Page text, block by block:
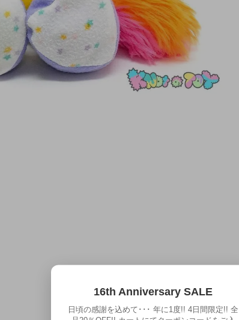
16th Anniversary SALE
日頃の感謝を込めて･･･ 年に1度!! 4日間限定!! 全